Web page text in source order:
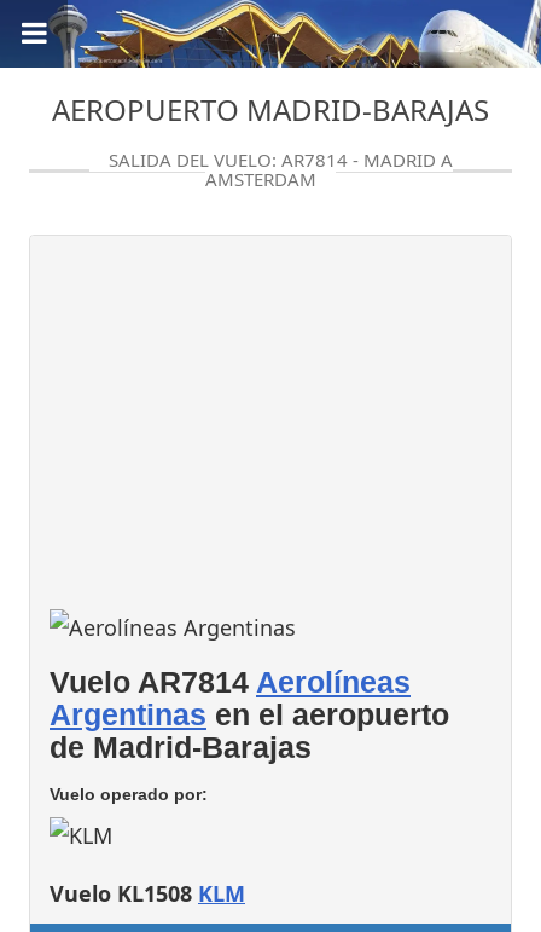
AEROPUERTO MADRID-BARAJAS
SALIDA DEL VUELO: AR7814 - MADRID A
AMSTERDAM
Vuelo AR7814 Aerolíneas
Argentinas en el aeropuerto
de Madrid-Barajas
Vuelo operado por:
Vuelo KL1508 KLM